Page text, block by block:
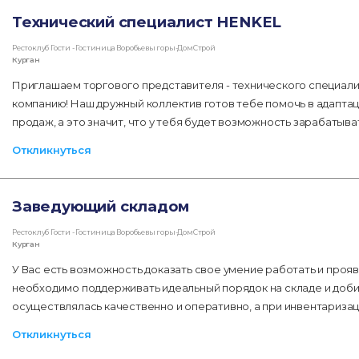
Технический специалист HENKEL
Рестоклуб Гости - Гостиница Воробьевы горы-ДомСтрой
Курган
Приглашаем торгового представителя - технического
компанию! Наш дружный коллектив готов тебе помочь в
продаж, а это значит, что у тебя будет возможность
Откликнуться
Заведующий складом
Рестоклуб Гости - Гостиница Воробьевы горы-ДомСтрой
Курган
У Вас есть возможность доказать свое умение работать и
необходимо поддерживать идеальный порядок на складе и
осуществлялась качественно и оперативно, а при
Откликнуться